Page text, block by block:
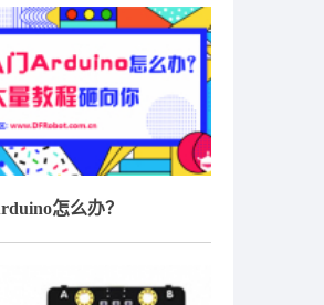
怎么办？